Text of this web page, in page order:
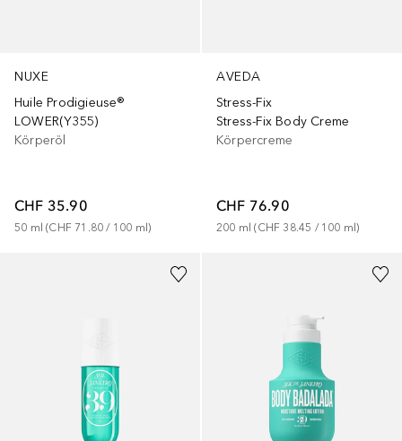
NUXE
Huile Prodigieuse®
LOWER(Y355)
Körperöl
CHF 35.90
50 ml (CHF 71.80 / 100 ml)
AVEDA
Stress-Fix
Stress-Fix Body Creme
Körpercreme
CHF 76.90
200 ml (CHF 38.45 / 100 ml)